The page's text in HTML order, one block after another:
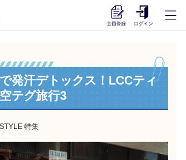
発汗デトックス！LCCティ
テグ旅行3
特集